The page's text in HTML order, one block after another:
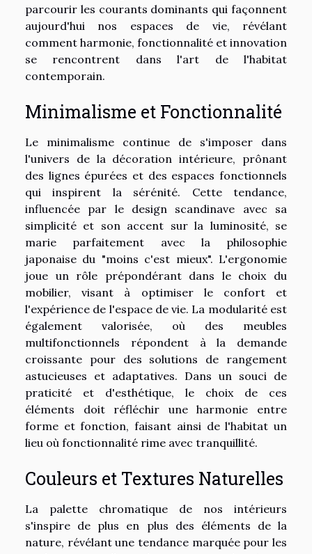
parcourir les courants dominants qui façonnent
aujourd'hui nos espaces de vie, révélant
comment harmonie, fonctionnalité et innovation
se rencontrent dans l'art de l'habitat
contemporain.
Minimalisme et Fonctionnalité
Le minimalisme continue de s'imposer dans
l'univers de la décoration intérieure, prônant
des lignes épurées et des espaces fonctionnels
qui inspirent la sérénité. Cette tendance,
influencée par le design scandinave avec sa
simplicité et son accent sur la luminosité, se
marie parfaitement avec la philosophie
japonaise du "moins c'est mieux". L'ergonomie
joue un rôle prépondérant dans le choix du
mobilier, visant à optimiser le confort et
l'expérience de l'espace de vie. La modularité est
également valorisée, où des meubles
multifonctionnels répondent à la demande
croissante pour des solutions de rangement
astucieuses et adaptatives. Dans un souci de
praticité et d'esthétique, le choix de ces
éléments doit réfléchir une harmonie entre
forme et fonction, faisant ainsi de l'habitat un
lieu où fonctionnalité rime avec tranquillité.
Couleurs et Textures Naturelles
La palette chromatique de nos intérieurs
s'inspire de plus en plus des éléments de la
nature, révélant une tendance marquée pour les